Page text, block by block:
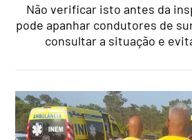
Não verificar isto antes da
pode apanhar condutores de
consultar a situação e